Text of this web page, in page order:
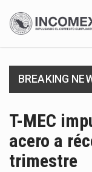
BREAKING
T-MEC
acero a
trimestre